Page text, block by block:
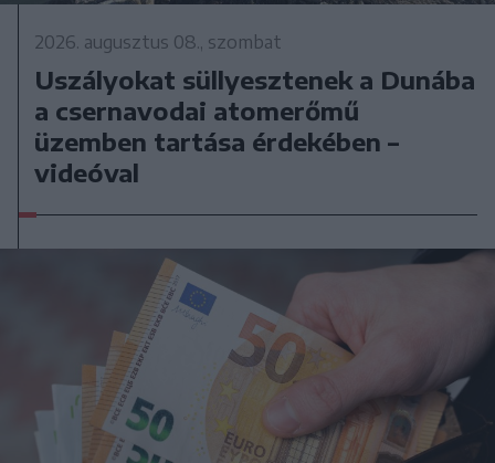
2026. augusztus 08., szombat
Uszályokat süllyesztenek a Dunába
a csernavodai atomerőmű
üzemben tartása érdekében –
videóval